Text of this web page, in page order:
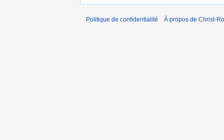
Politique de confidentialité À propos de Christ-